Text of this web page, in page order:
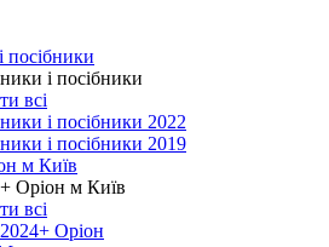
посібники
і посібники
всі
і посібники 2022
і посібники 2019
м Київ
Оріон м Київ
всі
Оріон